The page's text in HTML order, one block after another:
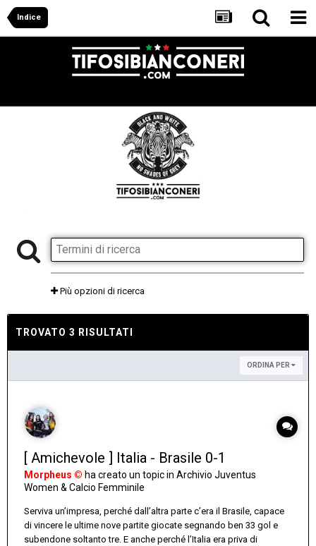
Indice
Più opzioni di ricerca
TROVATO 3 RISULTATI
ORDINA PER
[ Amichevole ] Italia - Brasile 0-1
Morpheus © ha creato un topic in Archivio Juventus
Women & Calcio Femminile
Serviva un’impresa, perché dall’altra parte c’era il Brasile, capace
di vincere le ultime nove partite giocate segnando ben 33 gol e
subendone soltanto tre. E anche perché l’Italia era priva di